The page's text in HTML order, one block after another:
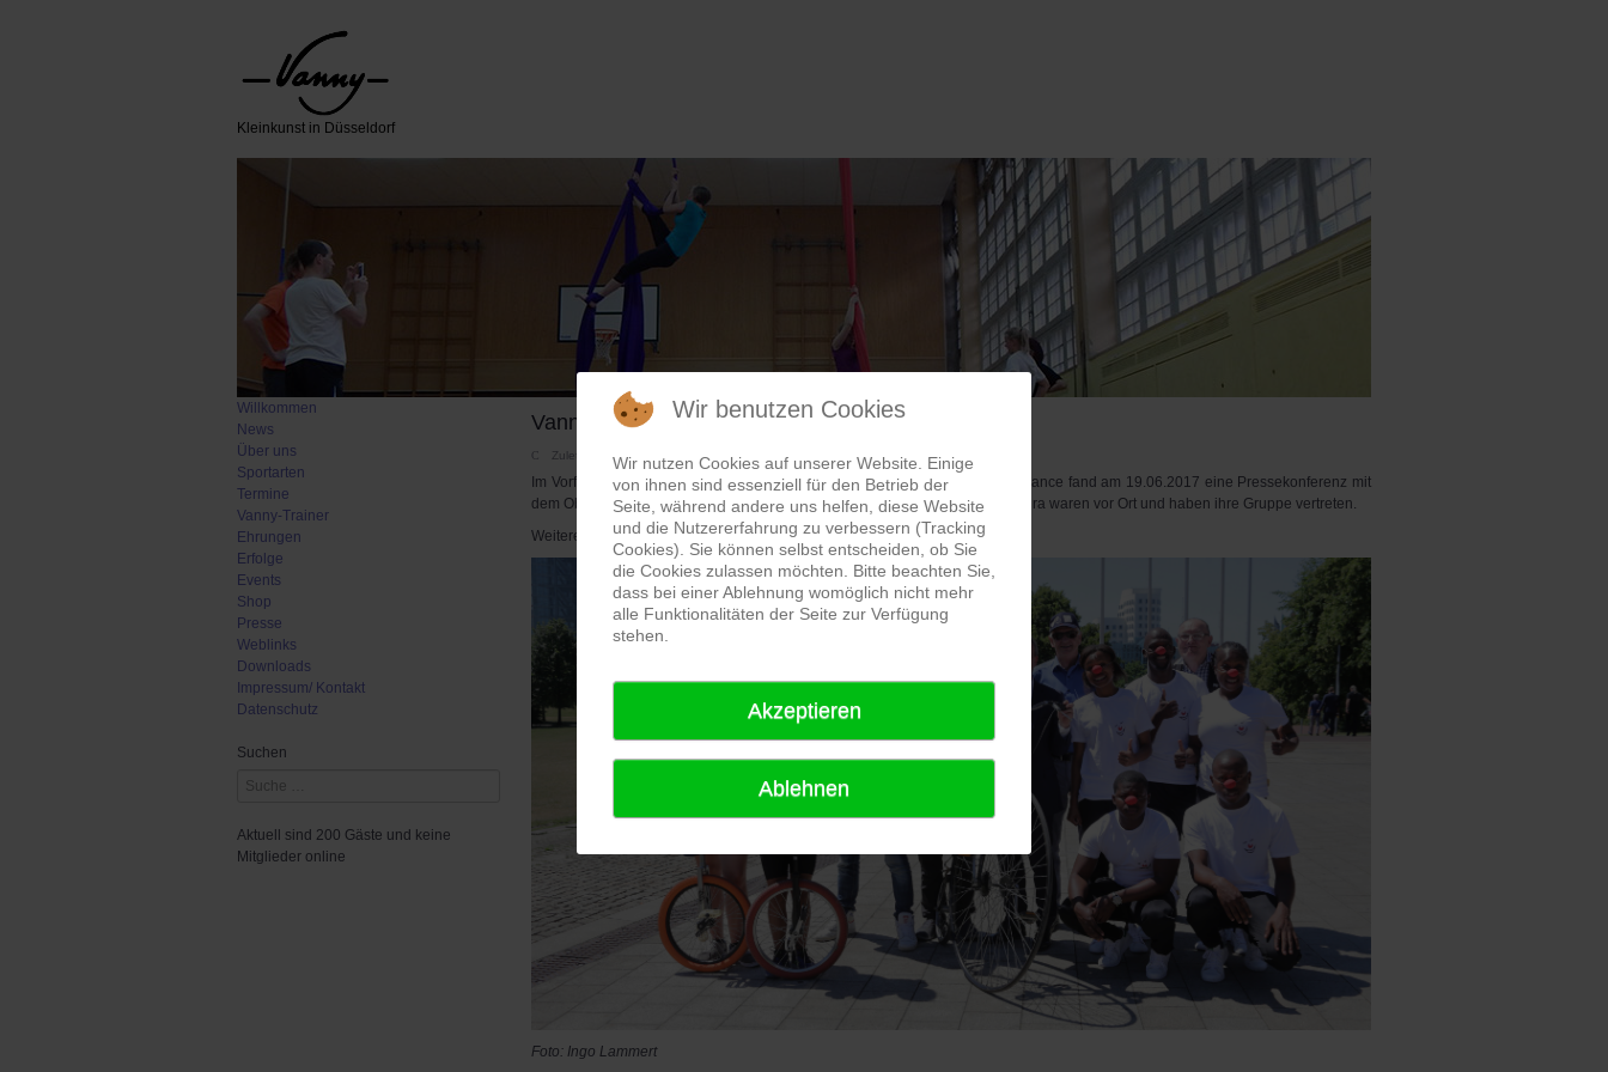
Kleinkunst in Düsseldorf
Willkommen
News
Über uns
Sportarten
Termine
Vanny-Trainer
Ehrungen
Erfolge
Events
Shop
Presse
Weblinks
Downloads
Impressum/ Kontakt
Datenschutz
Suchen
Aktuell sind 200 Gäste und keine
Mitglieder online
Vanny bei Duesseldorf.de
Zuletzt aktualisiert: 02. Juli 2017
Im Vorfeld zu unserem Vanny-Auftritt beim Rahmenprogramm der Tour de France fand am 19.06.2017 eine Pressekonferenz mit
dem Oberbürgermeister vor dem Landtag in Düsseldorf statt. Paula und Sandra waren vor Ort und haben ihre Gruppe vertreten.
Weitere Informationen findet ihr hier.
Foto: Ingo Lammert
Wir benutzen Cookies
Wir nutzen Cookies auf unserer Website. Einige
von ihnen sind essenziell für den Betrieb der
Seite, während andere uns helfen, diese Website
und die Nutzererfahrung zu verbessern (Tracking
Cookies). Sie können selbst entscheiden, ob Sie
die Cookies zulassen möchten. Bitte beachten Sie,
dass bei einer Ablehnung womöglich nicht mehr
alle Funktionalitäten der Seite zur Verfügung
stehen.
Akzeptieren
Ablehnen